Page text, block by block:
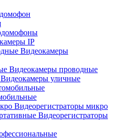
IP
Видеокамеры
Видеокамеры проводные
Видеокамеры уличные
Видеорегистраторы микро
Видеорегистраторы